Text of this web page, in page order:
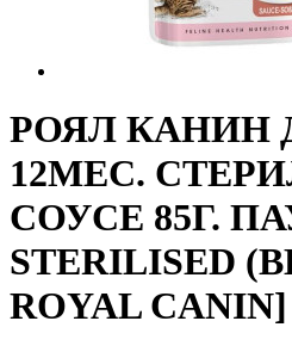
РОЯЛ КАНИН
12МЕС.
СОУСЕ 85Г.
STERILISED
ROYAL CANIN]